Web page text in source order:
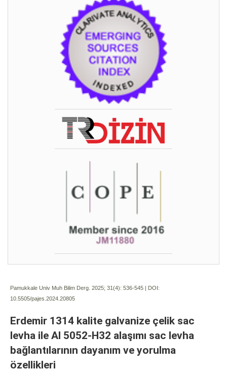
Pamukkale Univ Muh Bilim Derg. 2025; 31(4): 536-545 | DOI:
10.5505/pajes.2024.20805
Erdemir 1314 kalite galvanize çelik sac
levha ile Al 5052-H32 alaşımı sac levha
bağlantılarının dayanım ve yorulma
özellikleri